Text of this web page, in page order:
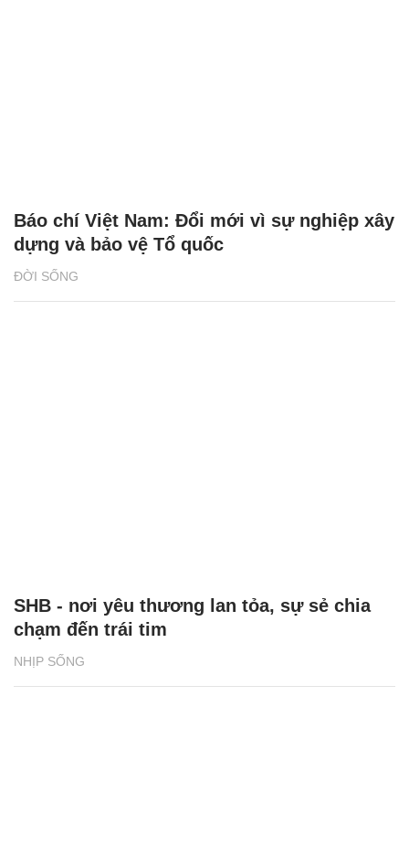
ĐỜI SỐNG
Báo chí Việt Nam: Đổi mới vì sự nghiệp xây
dựng và bảo vệ Tổ quốc
NHỊP SỐNG
SHB - nơi yêu thương lan tỏa, sự sẻ chia
chạm đến trái tim